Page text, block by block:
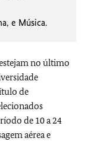
e Música.
no último
de
de 10 a 24
aérea e